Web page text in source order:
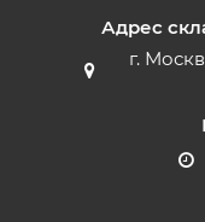
Адрес
г.